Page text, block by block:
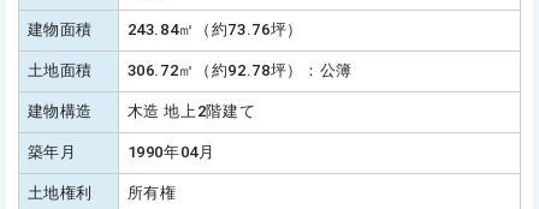
建物面積 243.84㎡（約73.76坪）
土地面積 306.72㎡（約92.78坪）：公簿
建物構造 木造 地上2階建て
築年月 1990年04月
土地権利 所有権